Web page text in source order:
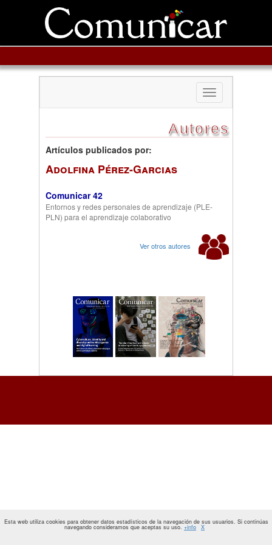
Toggle
navigation
Autores
Artículos publicados por:
Adolfina Pérez-Garcias
Comunicar 42
Entornos y redes personales de aprendizaje (PLE-
PLN) para el aprendizaje colaborativo
Ver otros autores
Esta web utiliza cookies para obtener datos estadísticos de la navegación de sus usuarios. Si continúas
navegando consideramos que aceptas su uso. +info X